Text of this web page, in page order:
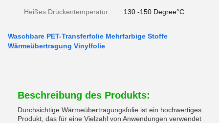
Heißes Drückentemperatur: 130 -150 Degree°C
Waschbare PET-Transferfolie Mehrfarbige Stoffe
Wärmeübertragung Vinylfolie
Beschreibung des Produkts:
Durchsichtige Wärmeübertragungsfolie ist ein hochwertiges
Produkt, das für eine Vielzahl von Anwendungen verwendet